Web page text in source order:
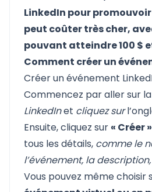
LinkedIn pour
peut coûter très cher,
pouvant atteindre 100 $
Comment créer un
Créer un événement
Commencez par aller sur la
LinkedInet cliquez sur
Ensuite, cliquez sur « Créer »
tous les détails, comme le
l’événement, la
Vous pouvez même choisir